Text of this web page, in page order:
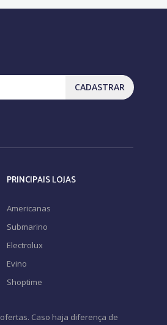
CADASTRAR
PRINCIPAIS LOJAS
Americanas
Submarino
Electrolux
Evino
Shoptime
Caso haja diferença de